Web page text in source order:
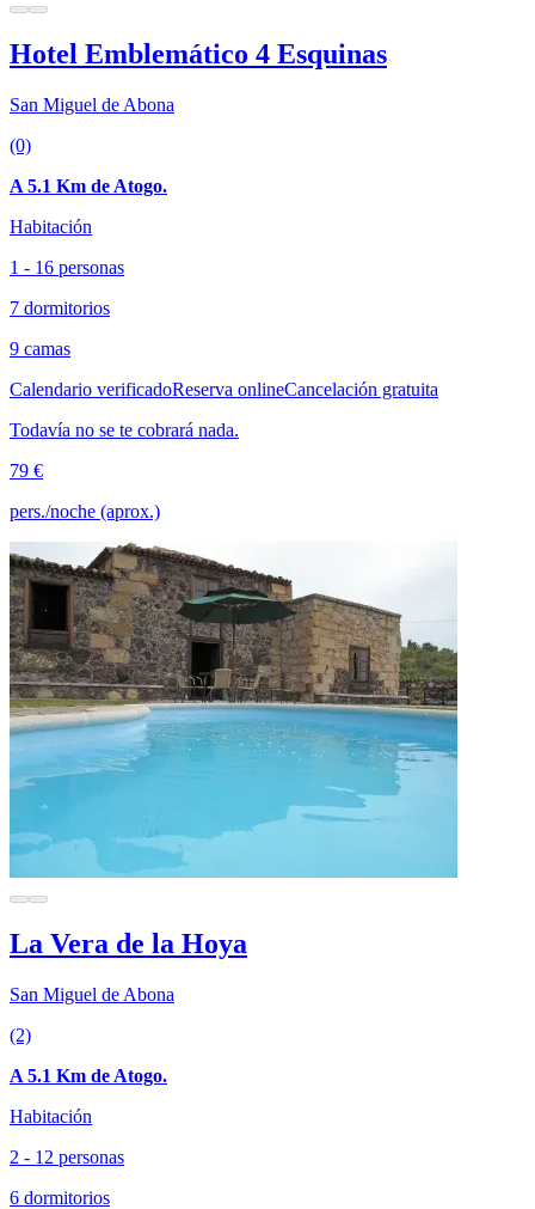
Hotel Emblemático 4 Esquinas
San Miguel de Abona
(0)
A 5.1 Km de Atogo.
Habitación
1 - 16 personas
7 dormitorios
9 camas
Calendario verificadoReserva onlineCancelación gratuita
Todavía no se te cobrará nada.
79 €
pers./noche (aprox.)
La Vera de la Hoya
San Miguel de Abona
(2)
A 5.1 Km de Atogo.
Habitación
2 - 12 personas
6 dormitorios